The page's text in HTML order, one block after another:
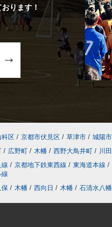
ります！
科区 / 京都市伏見区 / 草津市 / 城陽市
/ 広野町 / 木幡 / 西野大鳥井町 / 川
線 / 京都地下鉄東西線 / 東海道本線 /
保 / 木幡 / 西向日 / 木幡 / 石清水八